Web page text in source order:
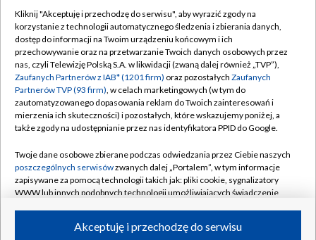
TVP
Abonament TVP
Emisja w TVP
Centrum informacji TVP
Naziemna Telewizja Cyfrowa
Rada Programowa
System NOS
Informacje o nadawcy
Program dla prasy
Regulamin TVP
Polityka prywatności
Moje zgody
Pomoc
Kontakt
Kanały
Kliknij "Akceptuję i przechodzę do serwisu", aby wyrazić zgody na
korzystanie z technologii automatycznego śledzenia i zbierania danych,
dostęp do informacji na Twoim urządzeniu końcowym i ich
przechowywanie oraz na przetwarzanie Twoich danych osobowych przez
nas, czyli Telewizję Polską S.A. w likwidacji (zwaną dalej również „TVP”),
Zaufanych Partnerów z IAB* (1201 firm) oraz pozostałych Zaufanych
Partnerów TVP (93 firm), w celach marketingowych (w tym do
zautomatyzowanego dopasowania reklam do Twoich zainteresowań i
mierzenia ich skuteczności) i pozostałych, które wskazujemy poniżej, a
także zgody na udostępnianie przez nas identyfikatora PPID do Google.
Twoje dane osobowe zbierane podczas odwiedzania przez Ciebie naszych
poszczególnych serwisówzwanych dalej „Portalem”, w tym informacje
zapisywane za pomocą technologii takich jak: pliki cookie, sygnalizatory
WWW lub innych podobnych technologii umożliwiających świadczenie
ruchu w Internecie.Akceptuję i przechodzę do serwisu